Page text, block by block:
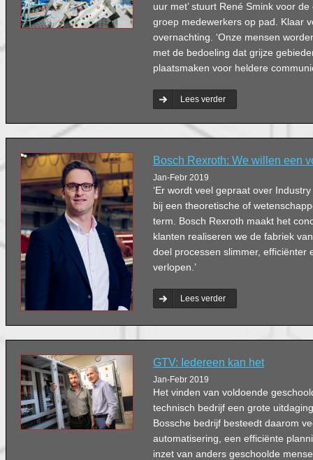
uur met’ stuurt René Smink voor
groep medewerkers op pad. Klaar
overnachting. ‘Onze mensen
met de bedoeling dat grijze
plaatsmaken voor heldere
Lees verder
Bosch Rexroth: We willen een
Jan-Febr 2019
‘Er wordt veel gepraat over
bij een theoretische of
term. Bosch Rexroth maakt het
klanten realiseren we de fabriek
doel processen slimmer, efficiënter
verlopen.’
Lees verder
GTV: Iedereen kan het
Jan-Febr 2019
Het vinden van voldoende
technisch bedrijf een grote
Bossche bedrijf besteedt daarom
automatisering, een efficiënte
inzet van anders geschoolde